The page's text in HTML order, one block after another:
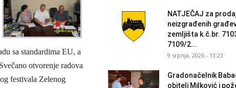
sa standardima EU, a
otvorenje radova
festivala Zelenog
NATJEČAJ za
neizgrađenih
zemljišta k.č.br.
7109/2...
9 srpnja, 2026 - 13:23
Gradonačelnik
obitelj Milković i